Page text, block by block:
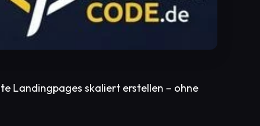
Landingpages skaliert erstellen – ohne